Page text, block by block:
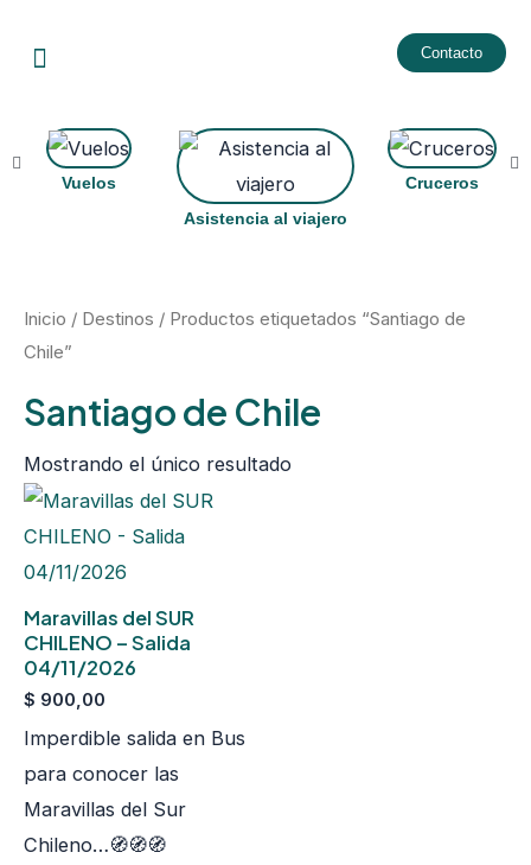
Menu Contacto
Vuelos
Asistencia al viajero
Cruceros
Inicio / Destinos / Productos etiquetados “Santiago de
Chile”
Santiago de Chile
Mostrando el único resultado
Maravillas del SUR
CHILENO – Salida
04/11/2026
$ 900,00
Imperdible salida en Bus
para conocer las
Maravillas del Sur
Chileno…🧭​🧭​🧭​